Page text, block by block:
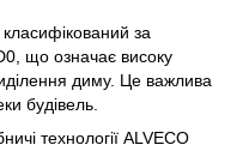
за
що означає високу
диму. Це важлива
будівель.
технології ALVECO